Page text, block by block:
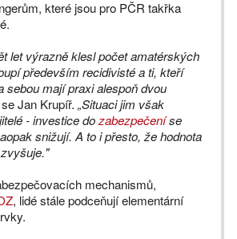
které jsou pro PČR takřka
let výrazně klesl počet amatérských
především recidivisté a ti, kteří
sebou mají praxi alespoň dvou
Jan Krupíř. „Situaci jim však
- investice dozabezpečeníse
snižují. A to i přesto, že hodnota
mechanismů,
, lidé stále podceňují elementární